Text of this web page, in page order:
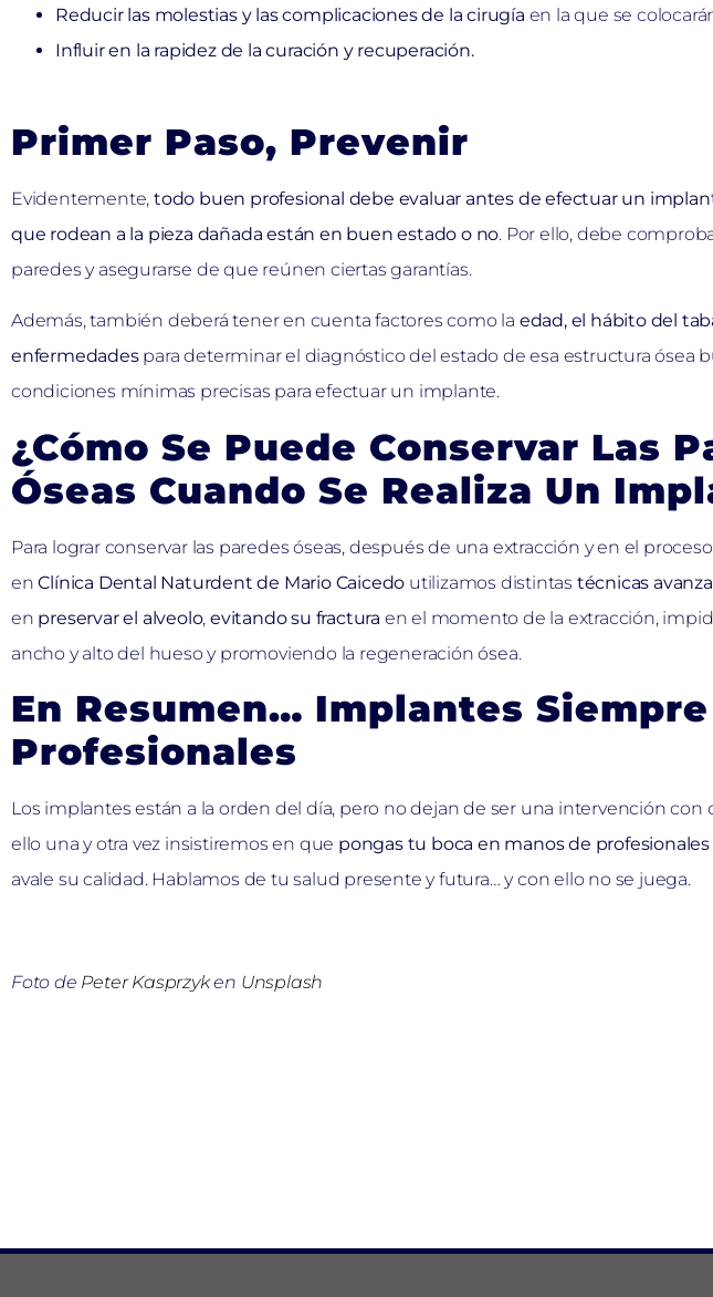
Reducir las molestias y las complicaciones de la cirugía en la que se
Influir en la rapidez de la curación y recuperación.
Primer Paso, Prevenir
Evidentemente, todo buen profesional debe evaluar antes de efectuar un
que rodean a la pieza dañada están en buen estado o no. Por ello, debe
paredes y asegurarse de que reúnen ciertas garantías.
Además, también deberá tener en cuenta factores como la edad, el hábito del
enfermedadespara determinar el diagnóstico del estado de esa estructura ósea
condiciones mínimas precisas para efectuar un implante.
¿Cómo Se Puede Conservar Las
Óseas Cuando Se Realiza Un
Para lograr conservar las paredes óseas, después de una extracción y en el
enClínica Dental Naturdent de Mario Caicedo utilizamos distintas técnicas
en preservar el alveolo,evitando su fractura en el momento de la extracción,
ancho y alto del hueso y promoviendo la regeneración ósea.
En Resumen… Implantes Siempre
Profesionales
Los implantes están a la orden del día, pero no dejan de ser una intervención con
ello una y otra vez insistiremos en que pongas tu boca en manos de profesionales
avale su calidad. Hablamos de tu salud presente y futura… y con ello no se juega.
Foto de Peter Kasprzyken Unsplash